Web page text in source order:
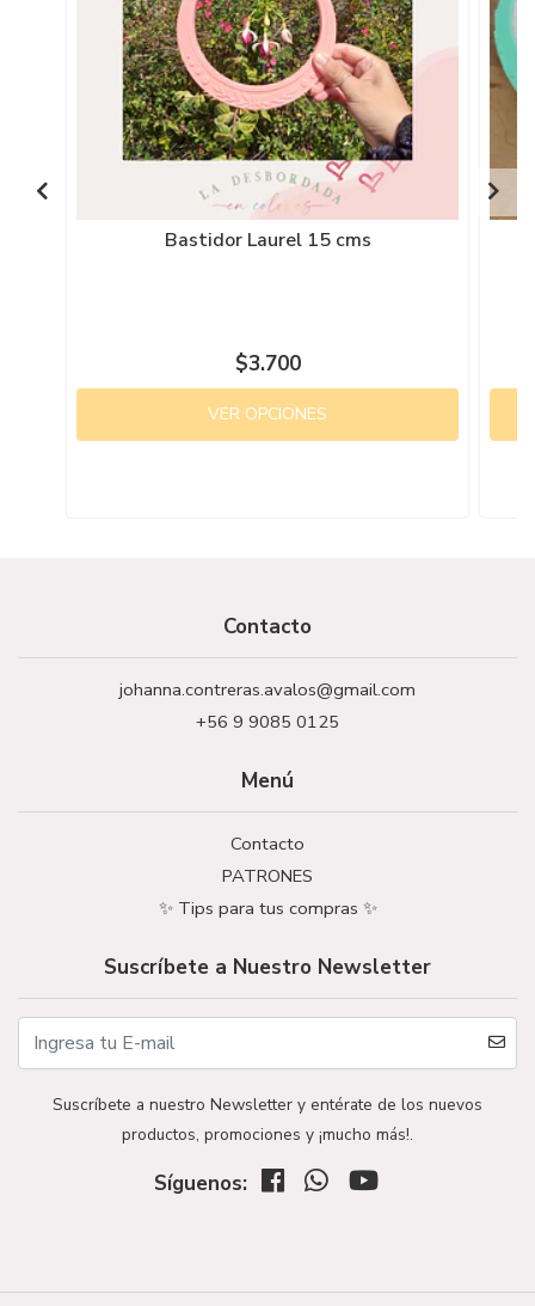
Bastidor Laurel 15 cms
$3.700
VER OPCIONES
Contacto
johanna.contreras.avalos@gmail.com
+56 9 9085 0125
Menú
Contacto
PATRONES
✨ Tips para tus compras ✨
Suscríbete a Nuestro Newsletter
Suscríbete a nuestro Newsletter y entérate de los nuevos
productos, promociones y ¡mucho más!.
Síguenos: